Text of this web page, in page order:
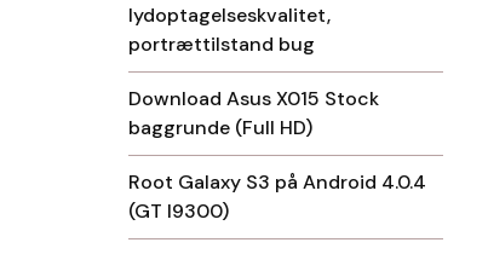
lydoptagelseskvalitet,
portrættilstand bug
Download Asus X015 Stock
baggrunde (Full HD)
Root Galaxy S3 på Android 4.0.4
(GT I9300)